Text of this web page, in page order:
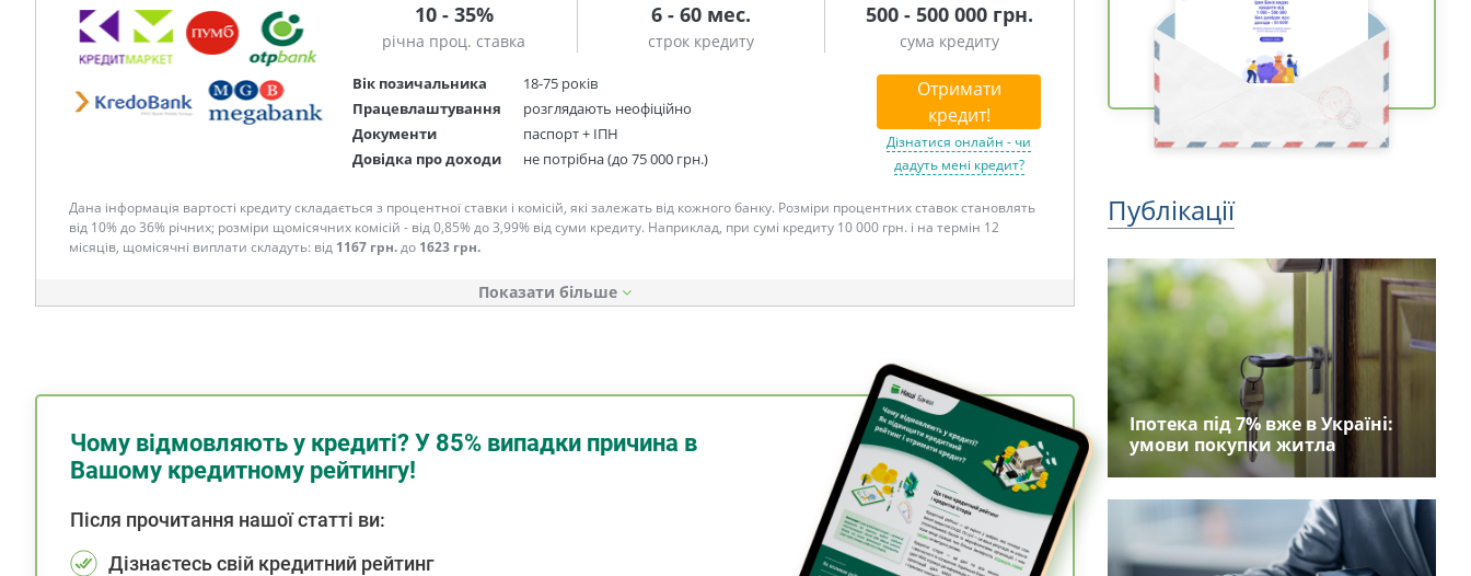
10 - 35%
річна проц. ставка
6 - 60 мес.
строк кредиту
500 - 500 000 грн.
сума кредиту
Вік позичальника
18-75 років
Працевлаштування
розглядають неофіційно
Документи
паспорт + ІПН
Довідка про доходи
не потрібна (до 75 000 грн.)
Отримати
кредит!
Дізнатися онлайн - чи
дадуть мені кредит?
Дана інформація вартості кредиту складається з процентної ставки і комісій, які залежать від кожного банку. Розміри процентних ставок становлять
від 10% до 36% річних; розміри щомісячних комісій - від 0,85% до 3,99% від суми кредиту. Наприклад, при сумі кредиту 10 000 грн. і на термін 12
місяців, щомісячні виплати складуть: від 1167 грн.до 1623 грн.
Показати
Чому відмовляють у кредиті? У 85% випадки причина в
Вашому кредитному рейтингу!
Після прочитання нашої статті ви:
Дізнаєтесь свій кредитний рейтинг
Публікації
Іпотека під 7% вже в Україні:
умови покупки житла